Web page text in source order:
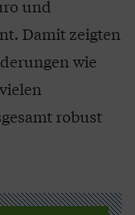
und
Damit zeigten
wie
robust